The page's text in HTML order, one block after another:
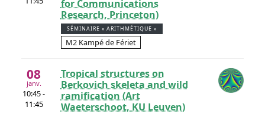
for Communications
Research, Princeton)
SÉMINAIRE « ARITHMÉTIQUE »
M2 Kampé de Fériet
08
janv.
10:45 -
11:45
Tropical structures on
Berkovich skeleta and wild
ramification (Art
Waeterschoot, KU Leuven)